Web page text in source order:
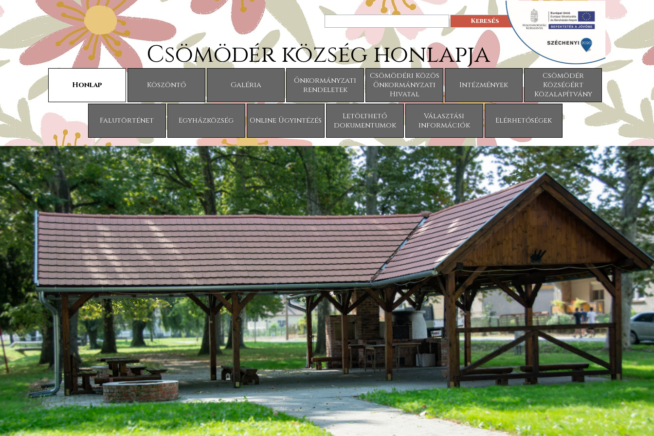
Tartalomhoz ugrás
Csömödér község honlapja
Keresés
Ugrás a menüre
Honlap Köszöntő Galéria ▼
Önkormányzati
rendeletek
Csömödéri Közös
Önkormányzati
Hivatal
▼
Intézmények ▼
Csömödér
Községért
Közalapítvány
Falutörténet Egyházközség Online Ügyintézés ▼
Letölthető
dokumentumok
Választási
információk
▼
Elérhetőségek